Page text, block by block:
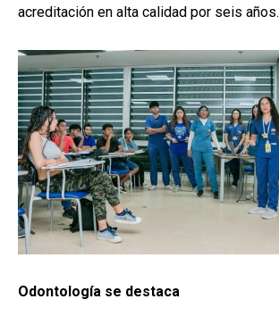
acreditación en alta calidad por seis años.
Odontología se destaca